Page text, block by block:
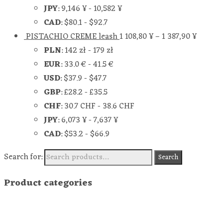
JPY:9,146 ¥-10,582 ¥
CAD:$80.1- $92.7
PISTACHIO CREME leash1 108,80¥–1 387,90¥
PLN:142 zł-179 zł
EUR:33.0 €-41.5 €
USD:$37.9- $47.7
GBP:£28.2-£35.5
CHF:30.7 CHF- 38.6 CHF
JPY:6,073 ¥-7,637 ¥
CAD:$53.2- $66.9
Search for:
Search
Product categories